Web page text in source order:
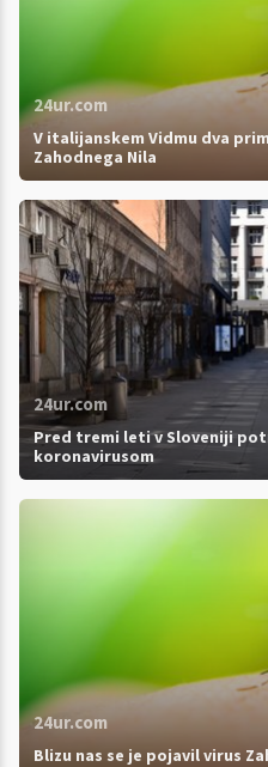
24ur.com
V italijanskem Vidmu dva
Zahodnega Nila
24ur.com
Pred tremi leti v Sloveniji
koronavirusom
24ur.com
Blizu nas se je pojavil virus